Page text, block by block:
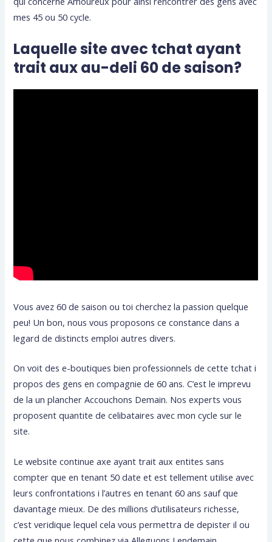
mes 45 ou 50 cycle.
Laquelle site avec tchat ayant
trait aux au-deli 60 de saison?
Vous avez 60 de saison ou toi cherchez la passion quelque
peu! Un bon, nous vous proposons ce constance dans a
legard de distincts emploi autres divers.
On voit des e-boutiques bien professionnels de cette tchat i
propos des gens en compagnie de 60 ans. C’est le imprevu
de la un plancher Accouchons Demain. Nos experts vous
proposent quantite de celibataires avec mon cycle sur le
site.
Le website continue axe ayant trait aux entites sans
compter que en tenant 50 date et est tellement utilise avec
leurs confrontations i l’autres en tenant 60 ans sauf que
davantage mieux. De des millions d’utilisateurs richesse,
c’est veridique lequel cela vous permettra de depister il ou